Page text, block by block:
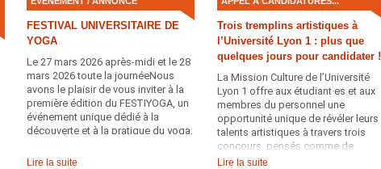
FESTIVAL UNIVERSITAIRE DE
YOGA
Le 27 mars 2026 après-midi et le 28
mars 2026 toute la journéeNous
avons le plaisir de vous inviter à la
première édition du FESTIYOGA, un
événement unique dédié à la
découverte et à la pratique du yoga,
l’Université Claude Bernard Lyon 1 –
Lire la suite
Trois tremplins artistiques à
l’Université Lyon 1 : plus que
quelques jours pour candidater !
La Mission Culture de l’Université
Lyon 1 offre aux étudiant·es et aux
membres du personnel une
opportunité unique de révéler leurs
talents artistiques à travers trois
concours, pensés comme de
véritables tremplins vers une
Lire la suite